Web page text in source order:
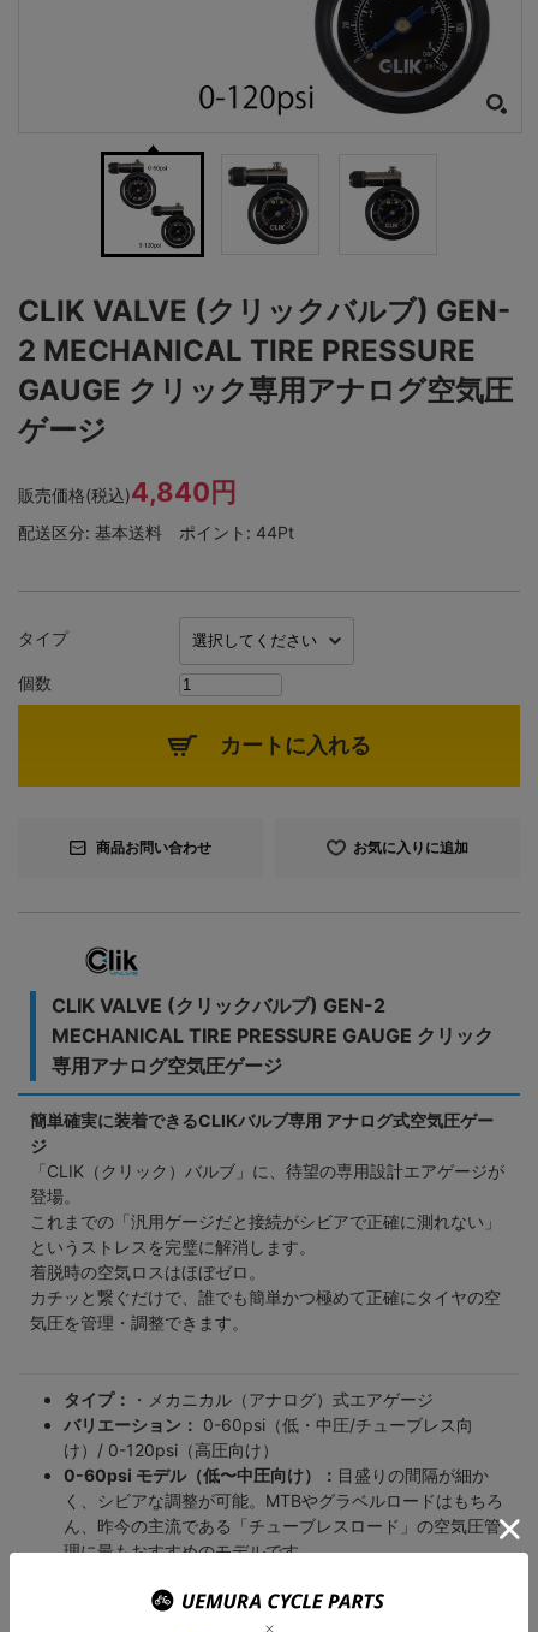
CLIK VALVE (クリックバルブ) GEN-
2 MECHANICAL TIRE PRESSURE
GAUGE クリック専用アナログ空気圧
ゲージ
販売価格(税込)4,840円
配送区分: 基本送料 ポイント: 44Pt
タイプ
個数
カートに入れる
商品お問い合わせ お気に入りに追加
CLIK VALVE (クリックバルブ) GEN-2
MECHANICAL TIRE PRESSURE GAUGE クリック
専用アナログ空気圧ゲージ
簡単確実に装着できるCLIKバルブ専用 アナログ式空気圧ゲー
ジ
「CLIK（クリック）バルブ」に、待望の専用設計エアゲージが
登場。
これまでの「汎用ゲージだと接続がシビアで正確に測れない」
というストレスを完璧に解消します。
着脱時の空気ロスはほぼゼロ。
カチッと繋ぐだけで、誰でも簡単かつ極めて正確にタイヤの空
気圧を管理・調整できます。
タイプ：
・メカニカル（アナログ）式エアゲージ
バリエーション： 0-60psi（低・中圧/チューブレス向
け）/ 0-120psi（高圧向け）
0-60psi モデル（低〜中圧向け）： 目盛りの間隔が細か
く、シビアな調整が可能。MTBやグラベルロードはもちろ
ん、昨今の主流である「チューブレスロード」の空気圧管
理に最もおすすめのモデルです。
セッティングを求めるクリンチャー／チューブラーのロー